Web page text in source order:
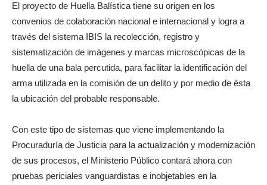
El proyecto de Huella Balística tiene su origen en los
convenios de colaboración nacional e internacional y logra a
través del sistema IBIS la recolección, registro y
sistematización de imágenes y marcas microscópicas de la
huella de una bala percutida, para facilitar la identificación del
arma utilizada en la comisión de un delito y por medio de ésta
la ubicación del probable responsable.
Con este tipo de sistemas que viene implementando la
Procuraduría de Justicia para la actualización y modernización
de sus procesos, el Ministerio Público contará ahora con
pruebas periciales vanguardistas e inobjetables en la